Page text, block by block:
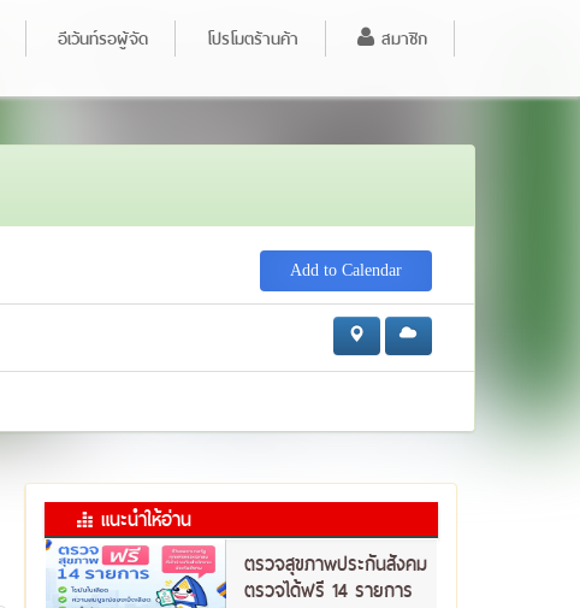
อีเว้นท์รอผู้จัด โปรโมตร้านค้า สมาชิก
Add to Calendar
แนะนำให้อ่าน
ตรวจสุขภาพประกันสังคม
ตรวจได้ฟรี 14 รายการ